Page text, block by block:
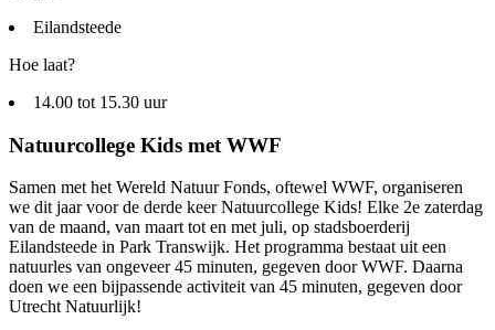
Eilandsteede
Hoe laat?
14.00 tot 15.30 uur
Natuurcollege Kids met WWF
Samen met het Wereld Natuur Fonds, oftewel WWF, organiseren
we dit jaar voor de derde keer Natuurcollege Kids! Elke 2e zaterdag
van de maand, van maart tot en met juli, op stadsboerderij
Eilandsteede in Park Transwijk. Het programma bestaat uit een
natuurles van ongeveer 45 minuten, gegeven door WWF. Daarna
doen we een bijpassende activiteit van 45 minuten, gegeven door
Utrecht Natuurlijk!